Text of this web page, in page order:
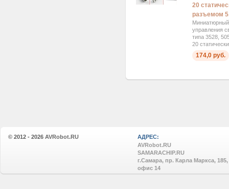
20
разъемом
Миниатюрный
управления
типа 3528,
20
174,0 руб.
© 2012 - 2026 AVRobot.RU
АДРЕС:
AVRobot.RU
SAMARACHIP.RU
г.Самара, пр. Карла Маркса, 185,
офис 14